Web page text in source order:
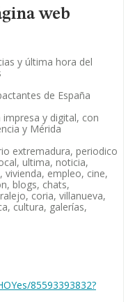
web
y última hora del
de España
y digital, con
y Mérida
extremadura, periodico
ultima, noticia,
vivienda, empleo, cine,
blogs, chats,
coria, villanueva,
cultura, galerías,
85593393832?